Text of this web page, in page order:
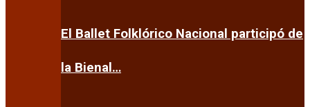
El Ballet Folklórico Nacional participó de
la Bienal…